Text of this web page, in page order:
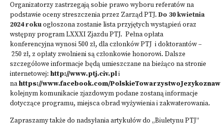
Organizatorzy zastrzegają sobie prawo wyboru referatów na
podstawie oceny streszczenia przez Zarząd PTJ. Do 30 kwietnia
2024 rokuogłoszona zostanie lista przyjętych wystąpień oraz
wstępny program LXXXI Zjazdu PTJ. Pełna opłata
konferencyjna wynosi 500 zł, dla członków PTJ i doktorantów –
250 zł, z opłaty zwolnieni są członkowie honorowi. Dalsze
szczegółowe informacje będą umieszczane na bieżąco na stronie
internetowej: http://www.ptj.civ.pli
nahttps://www.facebook.com/
kolejnym komunikacie zjazdowym podane zostaną informacje
dotyczące programu, miejsca obrad wyżywienia i zakwaterowania.
Zapraszamy także do nadsyłania artykułów do „Biuletynu PTJ”